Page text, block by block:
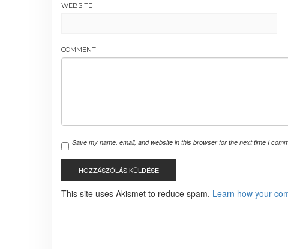
WEBSITE
COMMENT
Save my name, email, and website in this browser for the next time I
This site uses Akismet to reduce spam. Learn how your